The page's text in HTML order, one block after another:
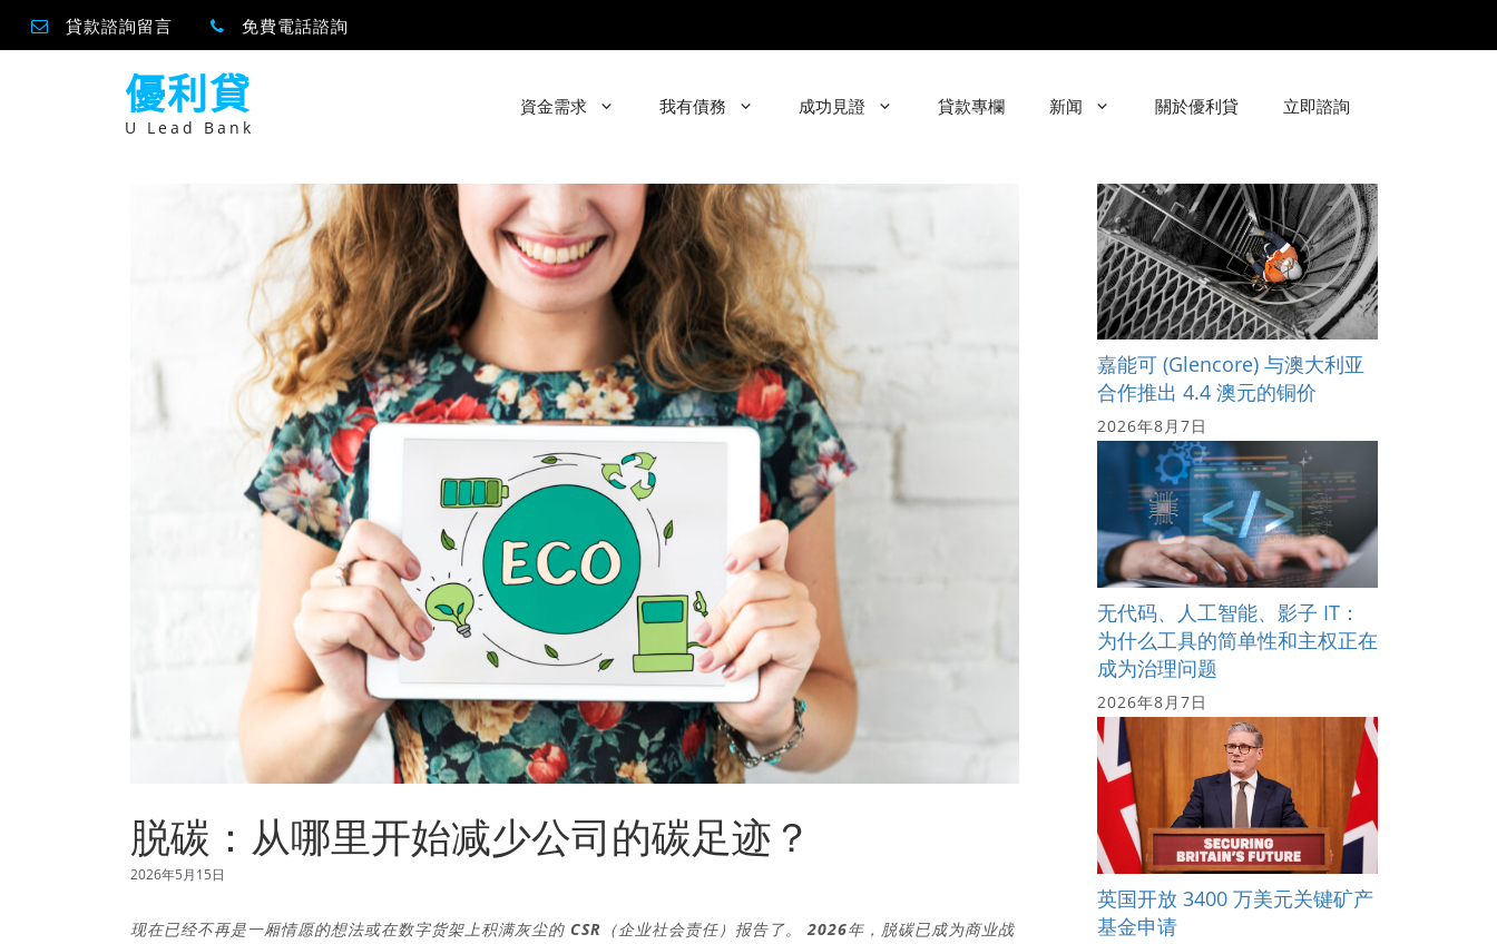
貸款諮詢留言 免費電話諮詢
優利貸
U Lead Bank
資金需求 我有債務 成功見證 貸款專欄 新闻 關於優利貸 立即諮詢
脱碳：从哪里开始减少公司的碳足迹？
2026年5月15日
现在已经不再是一厢情愿的想法或在数字货架上积满灰尘的 CSR（企业社会责任）报告了。 2026年，脱碳已成为商业战
嘉能可 (Glencore) 与澳大利亚
合作推出 4.4 澳元的铜价
2026年8月7日
无代码、人工智能、影子 IT：
为什么工具的简单性和主权正在
成为治理问题
2026年8月7日
英国开放 3400 万美元关键矿产
基金申请